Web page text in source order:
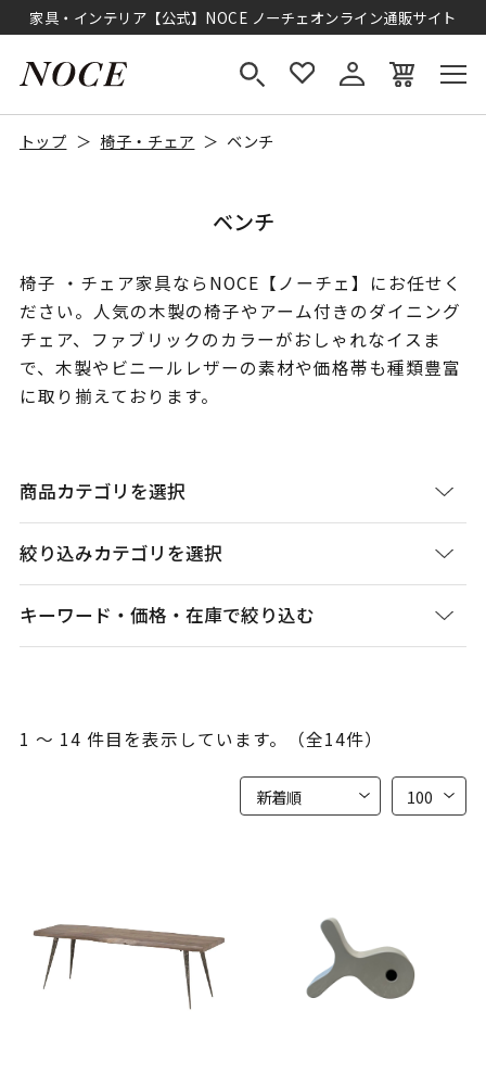
家具・インテリア【公式】NOCE ノーチェオンライン通販サイト
トップ 椅子・チェア ベンチ
ベンチ
椅子 ・チェア家具ならNOCE【ノーチェ】にお任せく
ださい。人気の木製の椅子やアーム付きのダイニング
チェア、ファブリックのカラーがおしゃれなイスま
で、木製やビニールレザーの素材や価格帯も種類豊富
に取り揃えております。
商品カテゴリを選択
絞り込みカテゴリを選択
キーワード・価格・在庫で絞り込む
1 ～ 14 件目を表示しています。（全14件）